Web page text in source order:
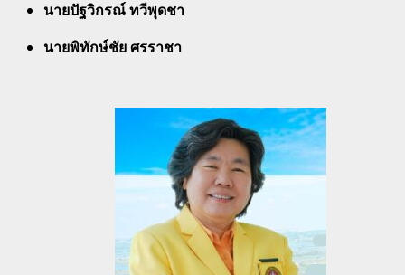
นายปัฐวิกรณ์ ทวีพุดชา
นายพิทักษ์ชัย ศรราชา